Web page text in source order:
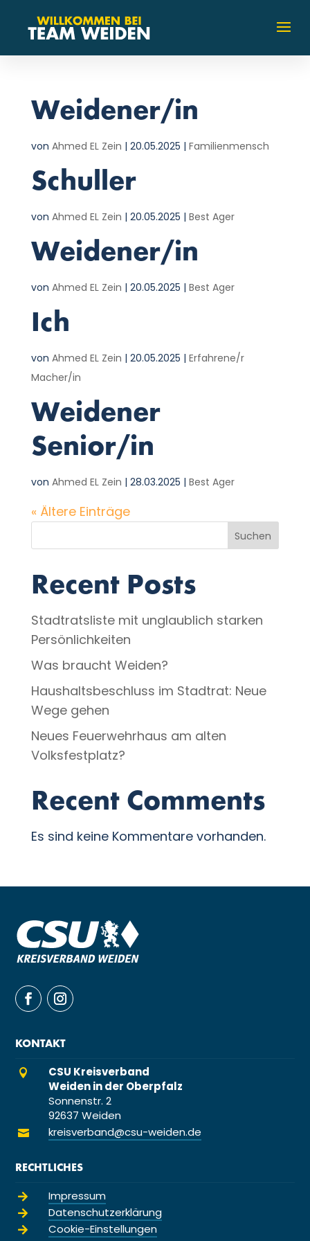
Weidener/in
von Ahmed EL Zein | 20.05.2025 | Familienmensch
Schuller
von Ahmed EL Zein | 20.05.2025 | Best Ager
Weidener/in
von Ahmed EL Zein | 20.05.2025 | Best Ager
Ich
von Ahmed EL Zein | 20.05.2025 | Erfahrene/r
Macher/in
Weidener
Senior/in
von Ahmed EL Zein | 28.03.2025 | Best Ager
« Ältere Einträge
Suchen
Recent Posts
Stadtratsliste mit unglaublich starken
Persönlichkeiten
Was braucht Weiden?
Haushaltsbeschluss im Stadtrat: Neue
Wege gehen
Neues Feuerwehrhaus am alten
Volksfestplatz?
Recent Comments
Es sind keine Kommentare vorhanden.
KONTAKT

CSU Kreisverband
Weiden in der Oberpfalz
Sonnenstr. 2
92637 Weiden
 kreisverband@csu-weiden.de
RECHTLICHES
 Impressum
 Datenschutzerklärung
 Cookie-Einstellungen